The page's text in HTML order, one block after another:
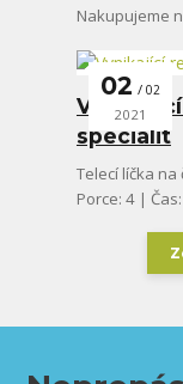
Nakupujeme
02 02
2021
specialit
Telecí líčka
Porce: 4 |